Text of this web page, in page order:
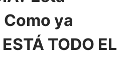
ya
TODO EL